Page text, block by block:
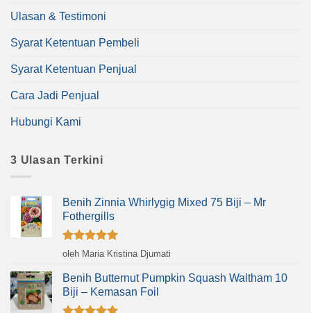
Ulasan & Testimoni
Syarat Ketentuan Pembeli
Syarat Ketentuan Penjual
Cara Jadi Penjual
Hubungi Kami
3 Ulasan Terkini
Benih Zinnia Whirlygig Mixed 75 Biji – Mr
Fothergills
Dinilai5
oleh Maria Kristina Djumati
Benih Butternut Pumpkin Squash Waltham 10
Biji – Kemasan Foil